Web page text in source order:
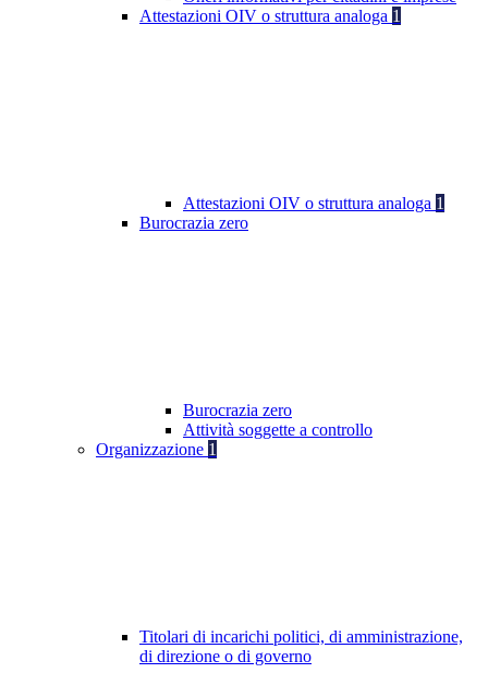
Attestazioni OIV o struttura analoga 1
Attestazioni OIV o struttura analoga 1
Burocrazia zero
Burocrazia zero
Attività soggette a controllo
Organizzazione 1
Titolari di incarichi politici, di amministrazione,
di direzione o di governo